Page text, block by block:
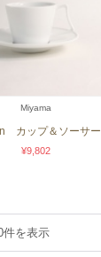
Miyama
カップ＆ソーサー
¥9,802
件を表示